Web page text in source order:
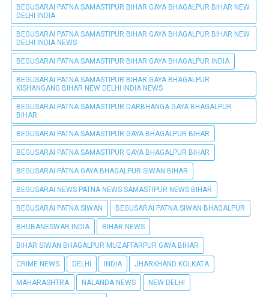
BEGUSARAI PATNA SAMASTIPUR BIHAR GAYA BHAGALPUR BIHAR NEW
DELHI INDIA
BEGUSARAI PATNA SAMASTIPUR BIHAR GAYA BHAGALPUR BIHAR NEW
DELHI INDIA NEWS
BEGUSARAI PATNA SAMASTIPUR BIHAR GAYA BHAGALPUR INDIA
BEGUSARAI PATNA SAMASTIPUR BIHAR GAYA BHAGALPUR
KISHANGANG BIHAR NEW DELHI INDIA NEWS
BEGUSARAI PATNA SAMASTIPUR DARBHANGA GAYA BHAGALPUR
BIHAR
BEGUSARAI PATNA SAMASTIPUR GAYA BHAGALPUR BIHAR
BEGUSARAI PATNA SAMASTIPUR GAYA BHAGALPUR BIHAR
BEGUSARAI PÀTNA GAYA BHAGALPUR SIWAN BIHAR
BEGUSARAI NEWS PATNA NEWS SAMASTIPUR NEWS BIHAR
BEGUSARAI PATNA SIWAN BEGUSARAI PATNA SIWAN BHAGALPUR
BHUBANESWAR INDIA BIHAR NEWS
BIHAR SIWAN BHAGALPUR MUZAFFARPUR GAYA BIHAR
CRIME NEWS DELHI INDIA JHARKHAND KOLKATA
MAHARASHTRA NALANDA NEWS NEW DELHI